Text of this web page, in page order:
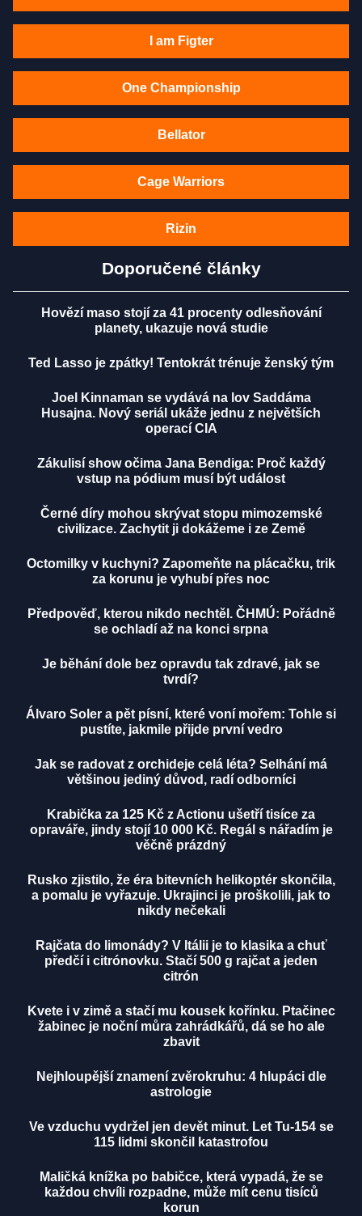
I am Figter
One Championship
Bellator
Cage Warriors
Rizin
Doporučené články
Hovězí maso stojí za 41 procenty odlesňování
planety, ukazuje nová studie
Ted Lasso je zpátky! Tentokrát trénuje ženský tým
Joel Kinnaman se vydává na lov Saddáma
Husajna. Nový seriál ukáže jednu z největších
operací CIA
Zákulisí show očima Jana Bendiga: Proč každý
vstup na pódium musí být událost
Černé díry mohou skrývat stopu mimozemské
civilizace. Zachytit ji dokážeme i ze Země
Octomilky v kuchyni? Zapomeňte na plácačku, trik
za korunu je vyhubí přes noc
Předpověď, kterou nikdo nechtěl. ČHMÚ: Pořádně
se ochladí až na konci srpna
Je běhání dole bez opravdu tak zdravé, jak se
tvrdí?
Álvaro Soler a pět písní, které voní mořem: Tohle si
pustíte, jakmile přijde první vedro
Jak se radovat z orchideje celá léta? Selhání má
většinou jediný důvod, radí odborníci
Krabička za 125 Kč z Actionu ušetří tisíce za
opraváře, jindy stojí 10 000 Kč. Regál s nářadím je
věčně prázdný
Rusko zjistilo, že éra bitevních helikoptér skončila,
a pomalu je vyřazuje. Ukrajinci je proškolili, jak to
nikdy nečekali
Rajčata do limonády? V Itálii je to klasika a chuť
předčí i citrónovku. Stačí 500 g rajčat a jeden
citrón
Kvete i v zimě a stačí mu kousek kořínku. Ptačinec
žabinec je noční můra zahrádkářů, dá se ho ale
zbavit
Nejhloupější znamení zvěrokruhu: 4 hlupáci dle
astrologie
Ve vzduchu vydržel jen devět minut. Let Tu-154 se
115 lidmi skončil katastrofou
Maličká knížka po babičce, která vypadá, že se
každou chvíli rozpadne, může mít cenu tisíců
korun